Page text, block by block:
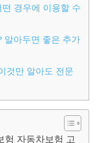
경우에 이용할 수
알아두면 좋은 추가
것만 알아도 전문
험 자동차보험 고